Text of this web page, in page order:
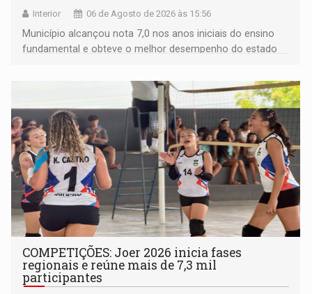
Interior 06 de Agosto de 2026 às 15:56
Município alcançou nota 7,0 nos anos iniciais do ensino
fundamental e obteve o melhor desempenho do estado
COMPETIÇÕES: Joer 2026 inicia fases
regionais e reúne mais de 7,3 mil
participantes